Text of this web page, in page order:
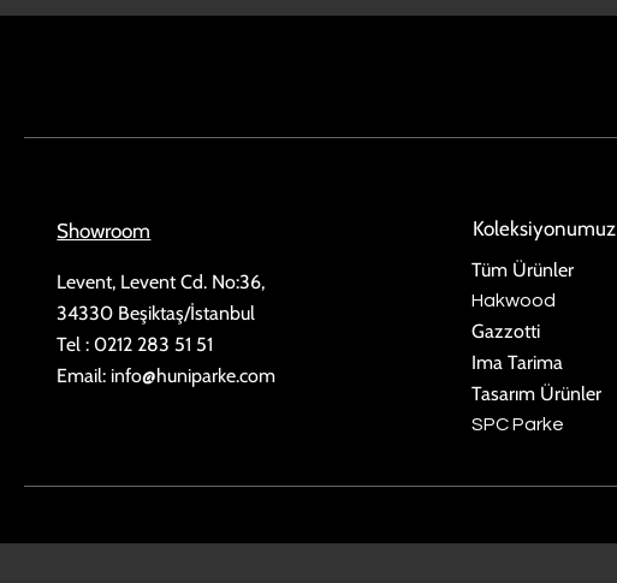
Showroom
Levent, Levent Cd. No:36,
34330 Beşiktaş/İstanbul
Tel : 0212 283 51 51
Email: info@huniparke.com
Koleksiyonumuz
Tüm Ürünler
Hakwood
Gazzotti
Ima Tarima
Tasarım Ürünler
SPC Parke